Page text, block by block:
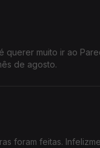
muito ir ao
de agosto.
foram feitas.